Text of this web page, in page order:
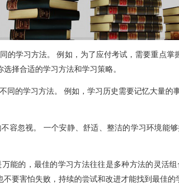
的学习方法。 例如，为了应付考试，需要重点
择合适的学习方法和学习策略。
同的学习方法。 例如，学习历史需要记忆大量
容忽视。 一个安静、舒适、整洁的学习环境能
能的，最佳的学习方法往往是多种方法的灵活
要害怕失败，持续的尝试和改进才能找到最佳的